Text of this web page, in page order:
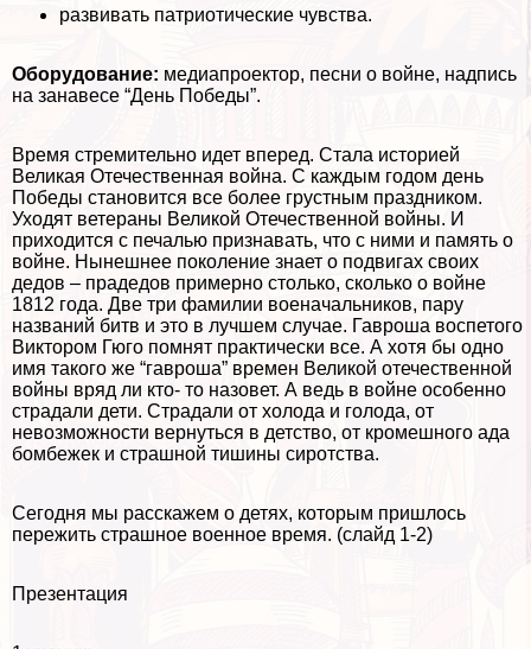
развивать патриотические чувства.
Оборудование: медиапроектор, песни о войне, надпись
на занавесе “День Победы”.
Время стремительно идет вперед. Стала историей
Великая Отечественная война. С каждым годом день
Победы становится все более грустным праздником.
Уходят ветераны Великой Отечественной войны. И
приходится с печалью признавать, что с ними и память о
войне. Нынешнее поколение знает о подвигах своих
дедов – прадедов примерно столько, сколько о войне
1812 года. Две три фамилии военачальников, пару
названий битв и это в лучшем случае. Гавроша воспетого
Виктором Гюго помнят пpaктически все. А хотя бы одно
имя такого же “гавроша” времен Великой отечественной
войны вряд ли кто- то назовет. А ведь в войне особенно
страдали дети. Страдали от холода и голода, от
невозможности вернуться в детство, от кромешного ада
бомбежек и страшной тишины сиротства.
Сегодня мы расскажем о детях, которым пришлось
пережить страшное военное время. (слайд 1-2)
Презентация